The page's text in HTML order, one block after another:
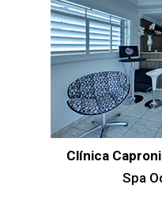
Clínica
Spa